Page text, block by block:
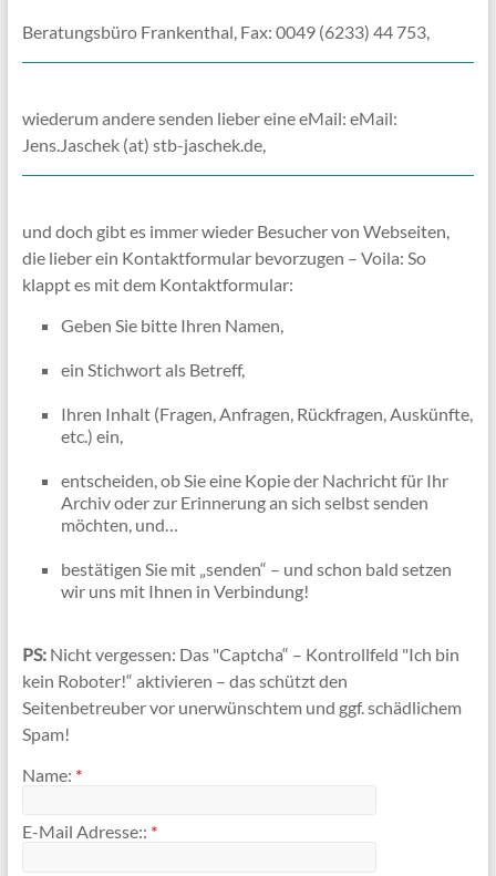
Beratungsbüro Frankenthal, Fax: 0049 (6233) 44 753,
wiederum andere senden lieber eine eMail: eMail:
Jens.Jaschek (at) stb-jaschek.de,
und doch gibt es immer wieder Besucher von Webseiten,
die lieber ein Kontaktformular bevorzugen – Voila: So
klappt es mit dem Kontaktformular:
Geben Sie bitte Ihren Namen,
ein Stichwort als Betreff,
Ihren Inhalt (Fragen, Anfragen, Rückfragen, Auskünfte,
etc.) ein,
entscheiden, ob Sie eine Kopie der Nachricht für Ihr
Archiv oder zur Erinnerung an sich selbst senden
möchten, und…
bestätigen Sie mit „senden“ – und schon bald setzen
wir uns mit Ihnen in Verbindung!
PS:Nicht vergessen: Das "Captcha“ – Kontrollfeld "Ich bin
kein Roboter!“ aktivieren – das schützt den
Seitenbetreuber vor unerwünschtem und ggf. schädlichem
Spam!
Name: *
E-Mail Adresse:: *